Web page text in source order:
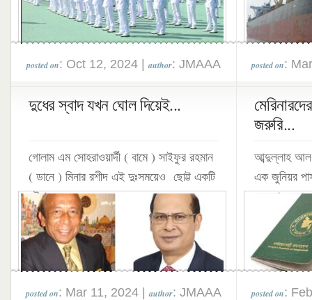
posted on: Oct 12, 2024 |author: JMAAA posted on:
দুধের স্বাদ যখন ঘোল দিয়েই...
গোলাম এম সোহরাওয়ার্দী ( বামে ) সাইফুর রহমান
( ডানে ) মিনার রশীদ এই দুঃসময়েও ছোট্ট একটি
ঘটনা এক...
posted on: Mar 11, 2024 |author: JMAAA
জরুরি...
আব্দুল্লাহ আল
এক জুনিয়র
সমস্যা বলতে,
কমিউনিটিতে...
posted on: